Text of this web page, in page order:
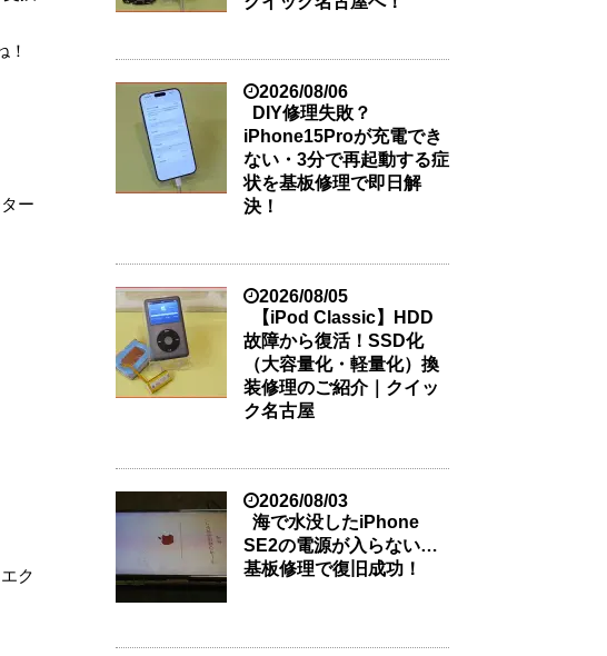
！
ー
ク
2026/08/06
DIY修理失敗？
iPhone15Proが充電でき
ない・3分で再起動する症
状を基板修理で即日解
決！
2026/08/05
【iPod Classic】HDD
故障から復活！SSD化
（大容量化・軽量化）換
装修理のご紹介｜クイッ
ク名古屋
2026/08/03
海で水没したiPhone
SE2の電源が入らない…
基板修理で復旧成功！